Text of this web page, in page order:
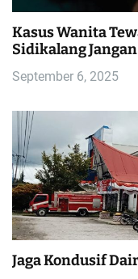
Kasus Wanita
Sidikalang
September 6, 2025
Jaga Kondusif